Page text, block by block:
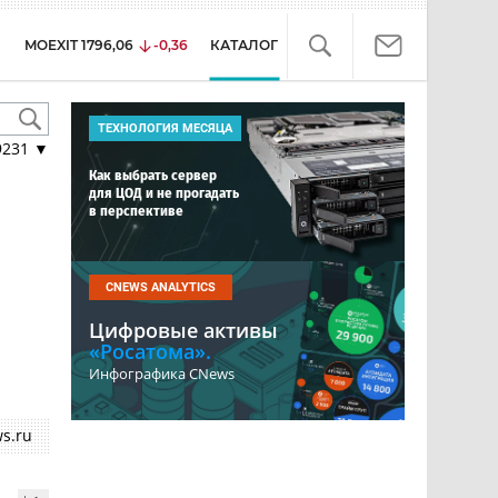
MOEXIT 1796,06 -0,36 КАТАЛОГ
▼
ТЕХНОЛОГИЯ МЕСЯЦА
Как выбрать сервер
для ЦОД и не прогадать
в перспективе
CNEWS ANALYTICS
Цифровые активы
«Росатома».
Инфографика CNews